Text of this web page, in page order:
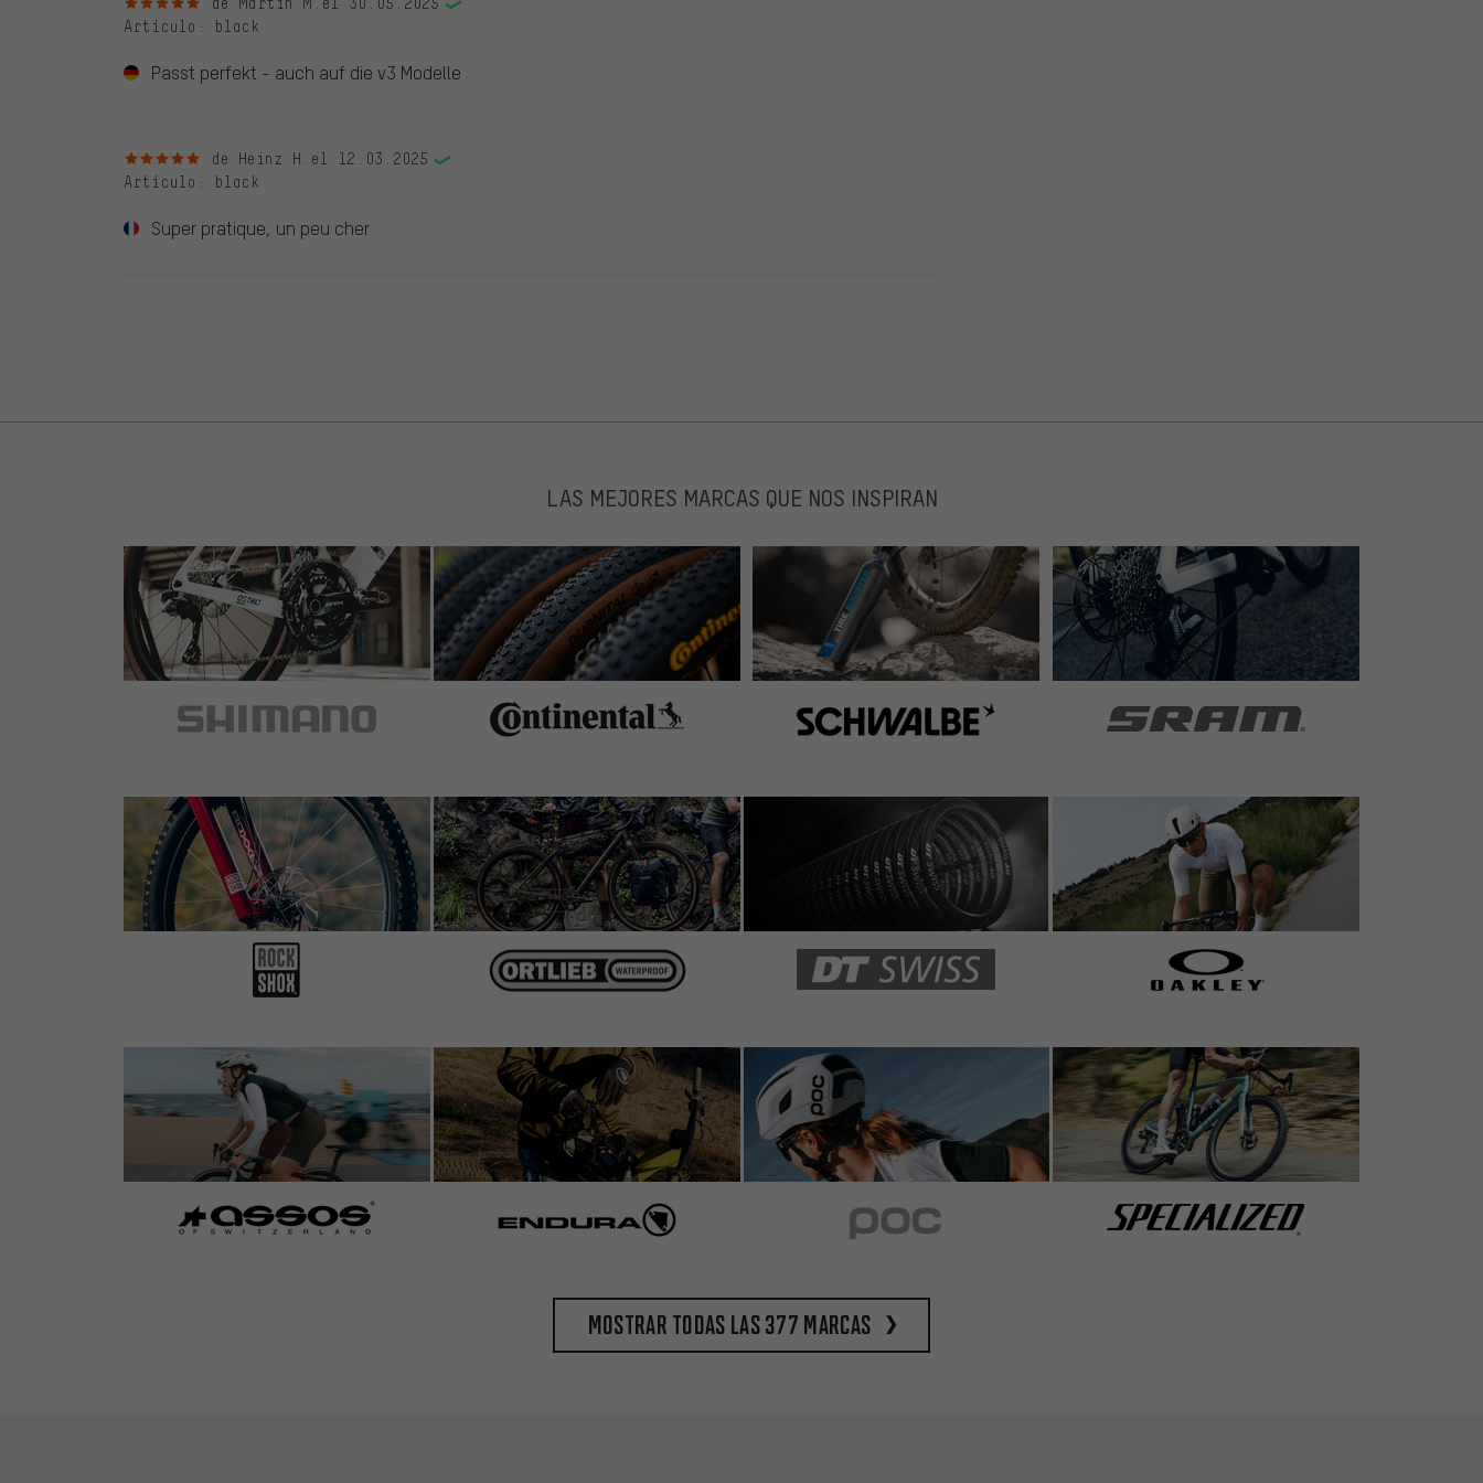
de Martin M. el 30.05.2025
Artículo : black
Passt perfekt - auch auf die v3 Modelle
5 de 5 estrellasde Heinz H. el 12.03.2025
Artículo : black
Super pratique, un peu cher
LAS MEJORES MARCAS QUE NOS INSPIRAN
Mostrar todas las 377 marcas